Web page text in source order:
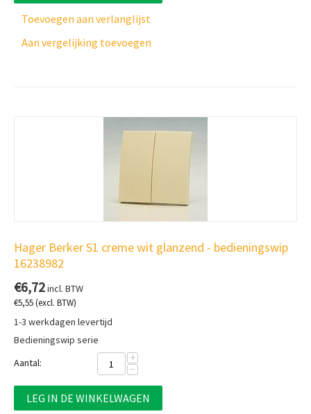
Toevoegen aan verlanglijst
Aan vergelijking toevoegen
Hager Berker S1 creme wit glanzend - bedieningswip
16238982
€6,72incl. BTW
€5,55(excl. BTW)
1-3 werkdagen levertijd
Bedieningswip serie
Aantal:
+
−
LEG IN DE WINKELWAGEN